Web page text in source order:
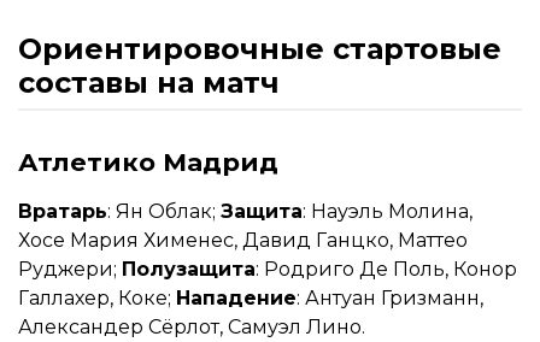
Ориентировочные стартовые
составы на матч
Атлетико Мадрид
Вратарь: Ян Облак; Защита: Науэль Молина,
Хосе Мария Хименес, Давид Ганцко, Маттео
Руджери; Полузащита: Родриго Де Поль, Конор
Галлахер, Коке; Нападение: Антуан Гризманн,
Александер Сёрлот, Самуэл Лино.